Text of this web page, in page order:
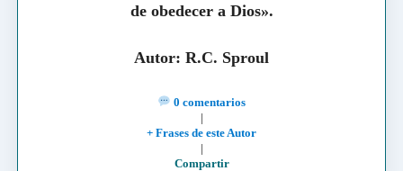
de obedecer a Dios».
Autor: R.C. Sproul
0 comentarios
|
+ Frases de este Autor
|
Compartir